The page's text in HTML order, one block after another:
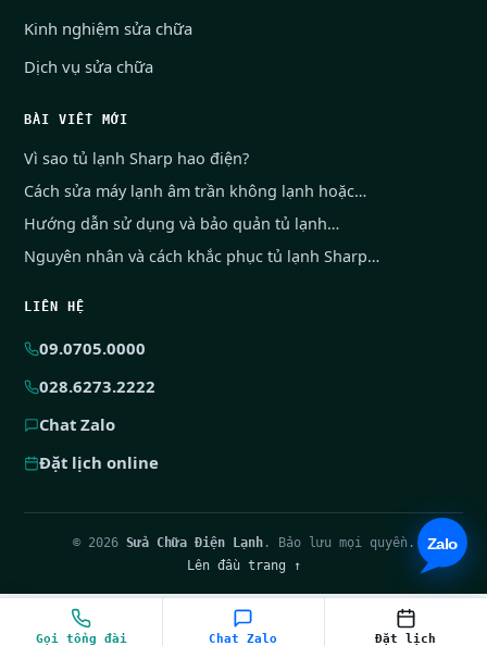
Kinh nghiệm sửa chữa
Dịch vụ sửa chữa
BÀI VIẾT MỚI
Vì sao tủ lạnh Sharp hao điện?
Cách sửa máy lạnh âm trần không lạnh hoặc…
Hướng dẫn sử dụng và bảo quản tủ lạnh…
Nguyên nhân và cách khắc phục tủ lạnh Sharp…
LIÊN HỆ
09.0705.0000
028.6273.2222
Chat Zalo
Đặt lịch online
© 2026 Sửa Chữa Điện Lạnh. Bảo lưu mọi quyền.
Lên đầu trang ↑
Gọi tổng đài Chat Zalo Đặt lịch